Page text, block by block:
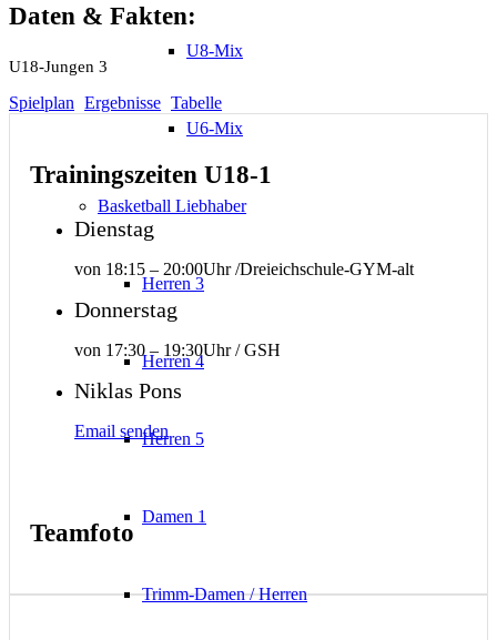
U8-Mix
U6-Mix
Basketball Liebhaber
Herren 3
Herren 4
Herren 5
Damen 1
Trimm-Damen / Herren
Daten & Fakten:
U18-Jungen 3
Spielplan Ergebnisse Tabelle
Trainingszeiten U18-1
Dienstag
von 18:15 – 20:00Uhr /Dreieichschule-GYM-alt
Donnerstag
von 17:30 – 19:30Uhr / GSH
Niklas Pons
Email senden
Teamfoto